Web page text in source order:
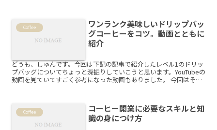
Coffee
ワンランク美味しいドリップバッ
グコーヒーをコツ。動画とともに
紹介
どうも、しゅんです。今回は下記の記事で紹介したレベル1のドリッ
プバッグについてちょっと深掘りしていこうと思います。YouTubeの
動画を見ていてすごく参考になった動画もありました。 今回はそん
Coffee
コーヒー開業に必要なスキルと知
識の身につけ方